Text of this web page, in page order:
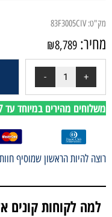
מק"ט: 83F3005CIV
מחיר: ₪8,789
משלוחים מהירים במיוחד עד 7 ימי עסקים
רוצה להיות הראשון שמוסיף
למה לקוחות קונים